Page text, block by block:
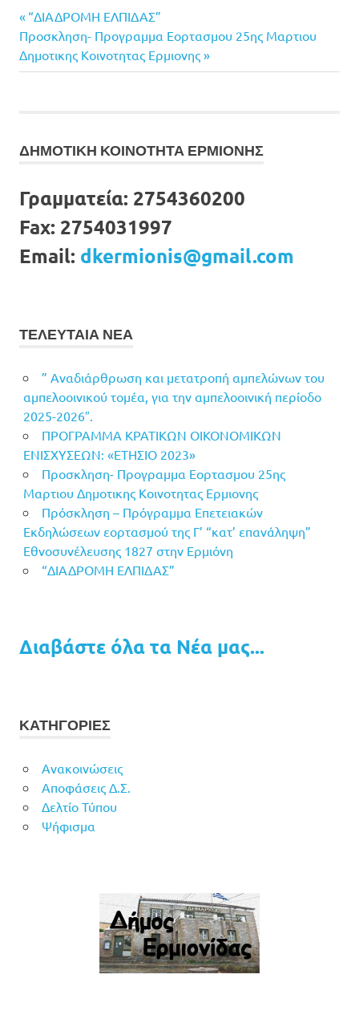
Πλοήγηση
άρθρων
Previous
Post:
“ΔΙΑΔΡΟΜΗ ΕΛΠΙΔΑΣ”
Next
Post:
Προσκληση- Προγραμμα Εορτασμου 25ης Μαρτιου
Δημοτικης Κοινοτητας Ερμιονης
ΔΗΜΟΤΙΚΗ ΚΟΙΝΟΤΗΤΑ ΕΡΜΙΟΝΗΣ
Γραμματεία: 2754360200
Fax: 2754031997
Email: dkermionis@gmail.com
ΤΕΛΕΥΤΑΙΑ ΝΕΑ
” Αναδιάρθρωση και μετατροπή αμπελώνων του
αμπελοοινικού τομέα, για την αμπελοοινική περίοδο
2025-2026″.
ΠΡΟΓΡΑΜΜΑ ΚΡΑΤΙΚΩΝ ΟΙΚΟΝΟΜΙΚΩΝ
ΕΝΙΣΧΥΣΕΩΝ: «ΕΤΗΣΙΟ 2023»
Προσκληση- Προγραμμα Εορτασμου 25ης
Μαρτιου Δημοτικης Κοινοτητας Ερμιονης
Πρόσκληση – Πρόγραμμα Επετειακών
Εκδηλώσεων εορτασμού της Γ’ “κατ’ επανάληψη”
Εθνοσυνέλευσης 1827 στην Ερμιόνη
“ΔΙΑΔΡΟΜΗ ΕΛΠΙΔΑΣ”
Διαβάστε όλα τα Νέα μας...
ΚΑΤΗΓΟΡΙΕΣ
Ανακοινώσεις
Αποφάσεις Δ.Σ.
Δελτίο Τύπου
Ψήφισμα